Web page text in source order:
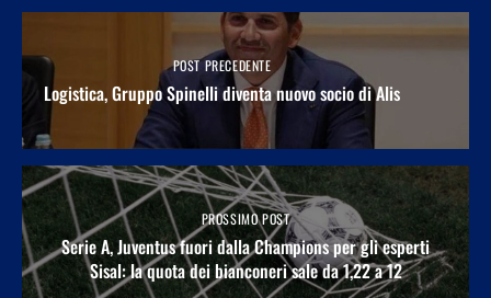
POST PRECEDENTE
Logistica, Gruppo Spinelli diventa nuovo socio di Alis
PROSSIMO POST
Serie A, Juventus fuori dalla Champions per gli esperti
Sisal: la quota dei bianconeri sale da 1,22 a 12